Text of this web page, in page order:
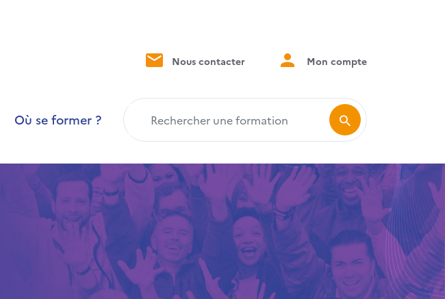
Nous contacter Mon compte
Où se former ?